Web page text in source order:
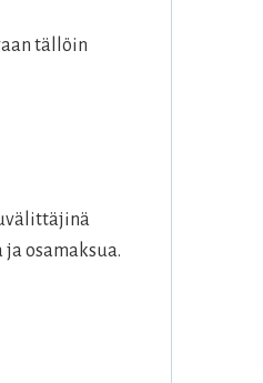
tällöin
osamaksua.